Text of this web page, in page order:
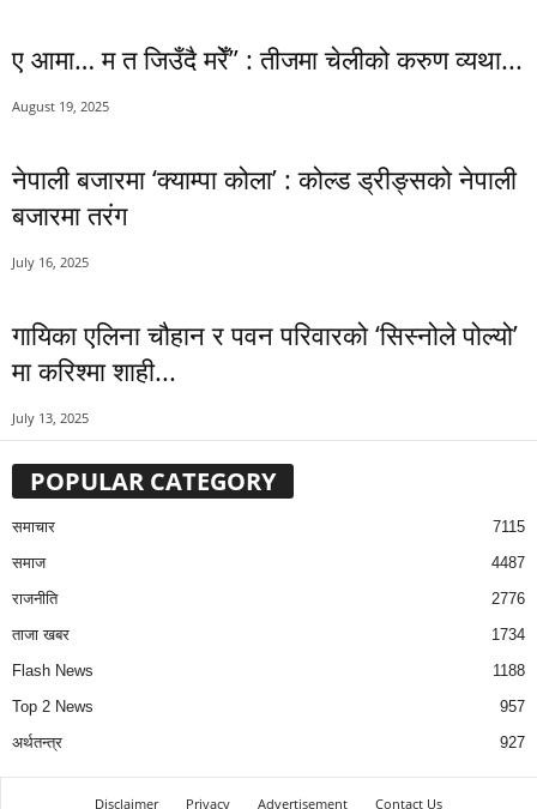
ए आमा… म त जिउँदै मरेँ” : तीजमा चेलीको करुण व्यथा...
August 19, 2025
नेपाली बजारमा ‘क्याम्पा कोला’ : कोल्ड ड्रीङ्सको नेपाली
बजारमा तरंग
July 16, 2025
गायिका एलिना चौहान र पवन परिवारको ‘सिस्नोले पोल्यो’
मा करिश्मा शाही...
July 13, 2025
POPULAR CATEGORY
समाचार
7115
समाज
4487
राजनीति
2776
ताजा खबर
1734
Flash News
1188
Top 2 News
957
अर्थतन्त्र
927
Disclaimer Privacy Advertisement Contact Us